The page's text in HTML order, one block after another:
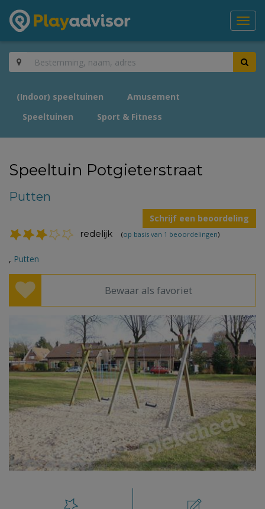
(Indoor) speeltuinen
Amusement
Speeltuinen
Sport & Fitness
Speeltuin Potgieterstraat
Putten
Schrijf een beoordeling
redelijk (op basis van 1 beoordelingen)
, Putten
Bewaar als favoriet